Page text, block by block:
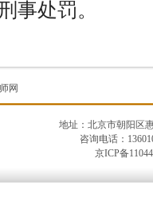
事处罚。
网
地址：北京市朝阳区
咨询电话：
京ICP备